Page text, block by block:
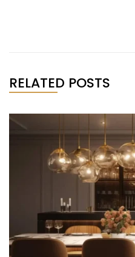
RELATED POSTS